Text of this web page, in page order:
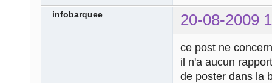
infobarquee 20-08-2009
ce post ne
il n'a aucun
de poster dans la